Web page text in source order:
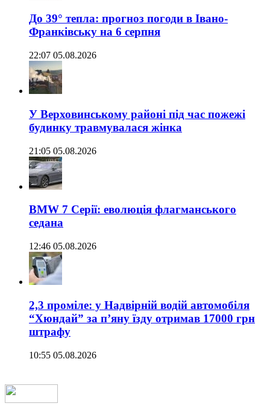
До 39° тепла: прогноз погоди в Івано-
Франківську на 6 серпня
22:07 05.08.2026
У Верховинському районі під час пожежі
будинку травмувалася жінка
21:05 05.08.2026
BMW 7 Серії: еволюція флагманського
седана
12:46 05.08.2026
2,3 проміле: у Надвірній водій автомобіля
“Хюндай” за п’яну їзду отримав 17000 грн
штрафу
10:55 05.08.2026